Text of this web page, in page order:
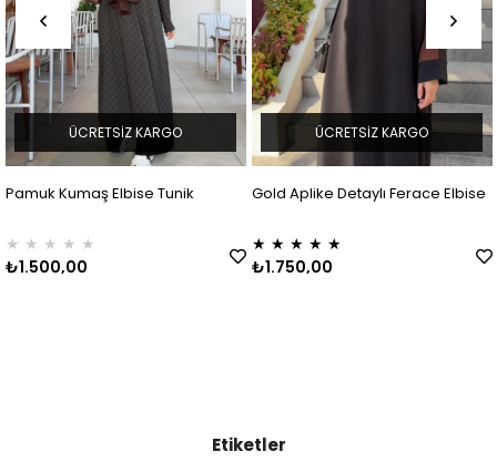
Pamuk Kumaş Elbise Tunik
★ ★ ★ ★ ★
₺1.500,00
ÜCRETSIZ KARGO
Gold Aplike Detaylı Ferace Elbise
★ ★ ★ ★ ★
₺1.750,00
ÜCRETSIZ KARGO
Etiketler